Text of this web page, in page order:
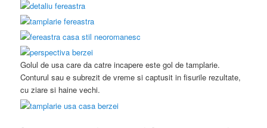
Golul de usa care da catre incapere este gol de tamplarie.
Conturul sau e subrezit de vreme si captusit in fisurile rezultate,
cu ziare si haine vechi.